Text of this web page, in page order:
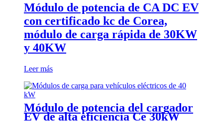
Módulo de potencia de CA DC EV
con certificado kc de Corea,
módulo de carga rápida de 30KW
y 40KW
Leer más
Módulo de potencia del cargador
EV de alta eficiencia Ce 30kW